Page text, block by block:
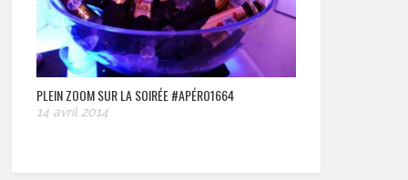
PLEIN ZOOM SUR LA SOIRÉE #APÉRO1664
14 avril 2014